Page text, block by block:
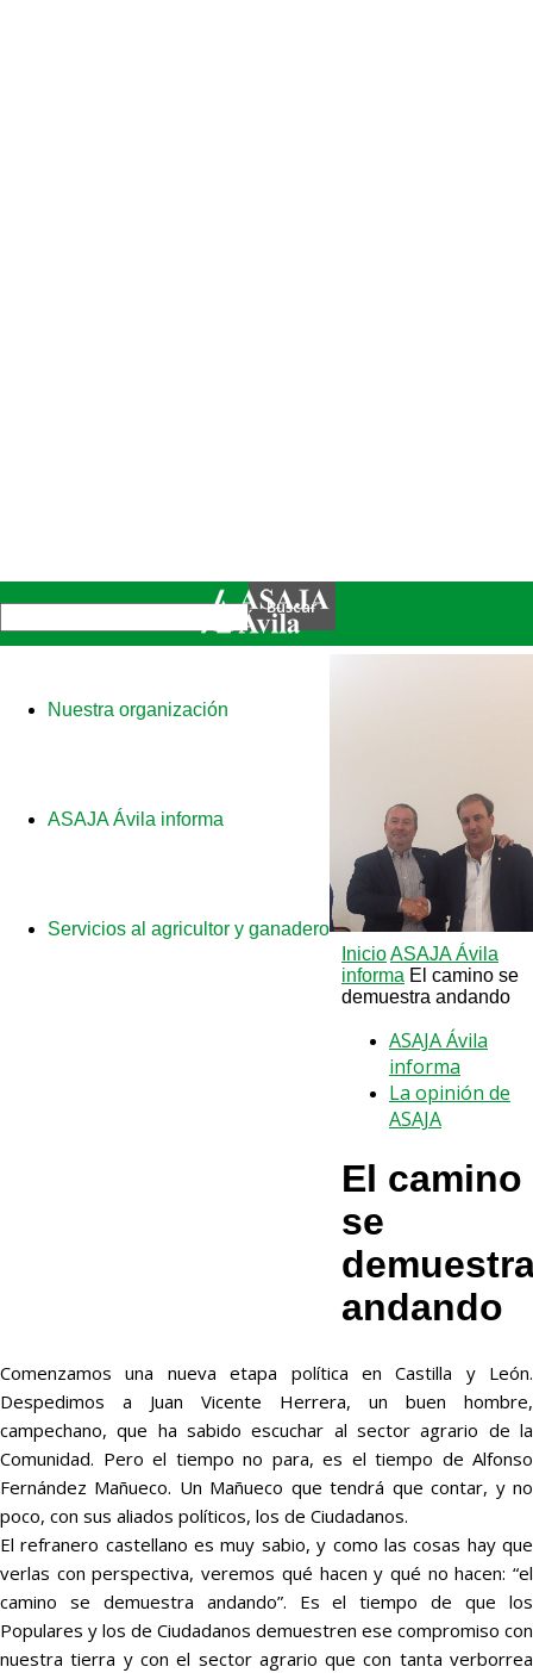
Nuestra organización
ASAJA Ávila informa
Servicios al agricultor y ganadero
InicioASAJA Ávila
informa El camino se
demuestra andando
ASAJA Ávila
informa
La opinión de
ASAJA
El camino
se
andando
Comenzamos una nueva etapa política en Castilla y León.
Despedimos a Juan Vicente Herrera, un buen hombre,
campechano, que ha sabido escuchar al sector agrario de la
Comunidad. Pero el tiempo no para, es el tiempo de Alfonso
Fernández Mañueco. Un Mañueco que tendrá que contar, y no
poco, con sus aliados políticos, los de Ciudadanos.
El refranero castellano es muy sabio, y como las cosas hay que
verlas con perspectiva, veremos qué hacen y qué no hacen: “el
camino se demuestra andando”. Es el tiempo de que los
Populares y los de Ciudadanos demuestren ese compromiso con
nuestra tierra y con el sector agrario que con tanta verborrea